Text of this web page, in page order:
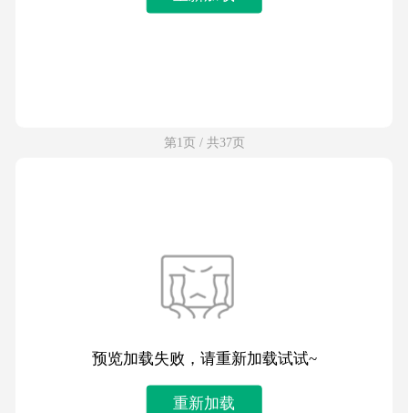
第1页 / 共37页
预览加载失败，请重新加载试试~
重新加载